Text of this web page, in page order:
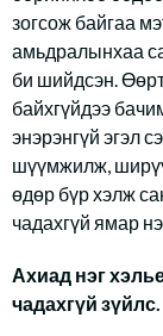
зогсож байгаа
амьдралынхаа
би шийдсэн.
байхгүйдээ
энэрэнгүй эгэл
шүүмжилж,
өдөр бүр хэлж
чадахгүй ямар
Ахиад нэг
чадахгүй зүйлс.